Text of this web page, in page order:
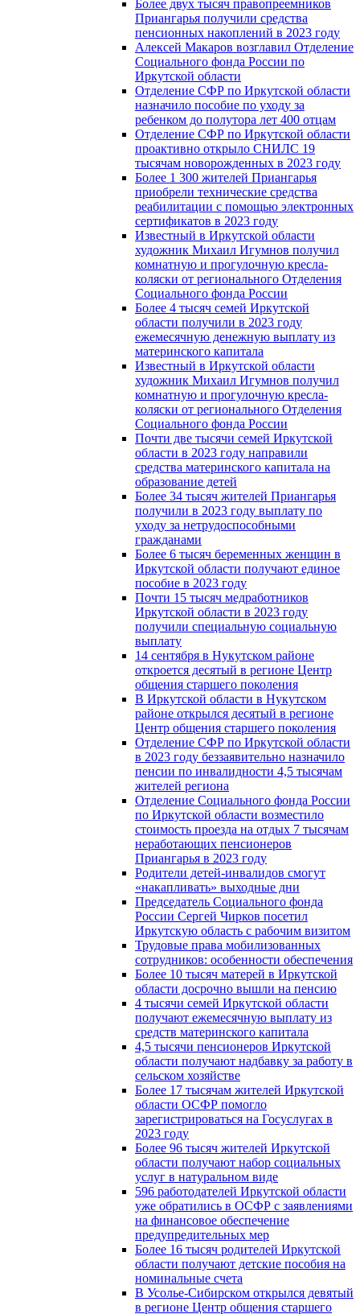
Более двух тысяч правопреемников
Приангарья получили средства
пенсионных накоплений в 2023 году
Алексей Макаров возглавил Отделение
Социального фонда России по
Иркутской области
Отделение СФР по Иркутской области
назначило пособие по уходу за
ребенком до полутора лет 400 отцам
Отделение СФР по Иркутской области
проактивно открыло СНИЛС 19
тысячам новорожденных в 2023 году
Более 1 300 жителей Приангарья
приобрели технические средства
реабилитации с помощью электронных
сертификатов в 2023 году
Известный в Иркутской области
художник Михаил Игумнов получил
комнатную и прогулочную кресла-
коляски от регионального Отделения
Социального фонда России
Более 4 тысяч семей Иркутской
области получили в 2023 году
ежемесячную денежную выплату из
материнского капитала
Известный в Иркутской области
художник Михаил Игумнов получил
комнатную и прогулочную кресла-
коляски от регионального Отделения
Социального фонда России
Почти две тысячи семей Иркутской
области в 2023 году направили
средства материнского капитала на
образование детей
Более 34 тысяч жителей Приангарья
получили в 2023 году выплату по
уходу за нетрудоспособными
гражданами
Более 6 тысяч беременных женщин в
Иркутской области получают единое
пособие в 2023 году
Почти 15 тысяч медработников
Иркутской области в 2023 году
получили специальную социальную
выплату
14 сентября в Нукутском районе
откроется десятый в регионе Центр
общения старшего поколения
В Иркутской области в Нукутском
районе открылся десятый в регионе
Центр общения старшего поколения
Отделение СФР по Иркутской области
в 2023 году беззаявительно назначило
пенсии по инвалидности 4,5 тысячам
жителей региона
Отделение Социального фонда России
по Иркутской области возместило
стоимость проезда на отдых 7 тысячам
неработающих пенсионеров
Приангарья в 2023 году
Родители детей-инвалидов смогут
«накапливать» выходные дни
Председатель Социального фонда
России Сергей Чирков посетил
Иркутскую область с рабочим визитом
Трудовые права мобилизованных
сотрудников: особенности обеспечения
Более 10 тысяч матерей в Иркутской
области досрочно вышли на пенсию
4 тысячи семей Иркутской области
получают ежемесячную выплату из
средств материнского капитала
4,5 тысячи пенсионеров Иркутской
области получают надбавку за работу в
сельском хозяйстве
Более 17 тысячам жителей Иркутской
области ОСФР помогло
зарегистрироваться на Госуслугах в
2023 году
Более 96 тысяч жителей Иркутской
области получают набор социальных
услуг в натуральном виде
596 работодателей Иркутской области
уже обратились в ОСФР с заявлениями
на финансовое обеспечение
предупредительных мер
Более 16 тысяч родителей Иркутской
области получают детские пособия на
номинальные счета
В Усолье-Сибирском открылся девятый
в регионе Центр общения старшего